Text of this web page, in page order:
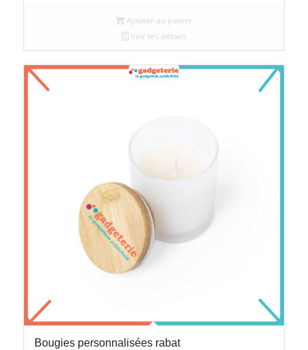
Ajouter au panier
Voir les détails
Bougies personnalisées rabat